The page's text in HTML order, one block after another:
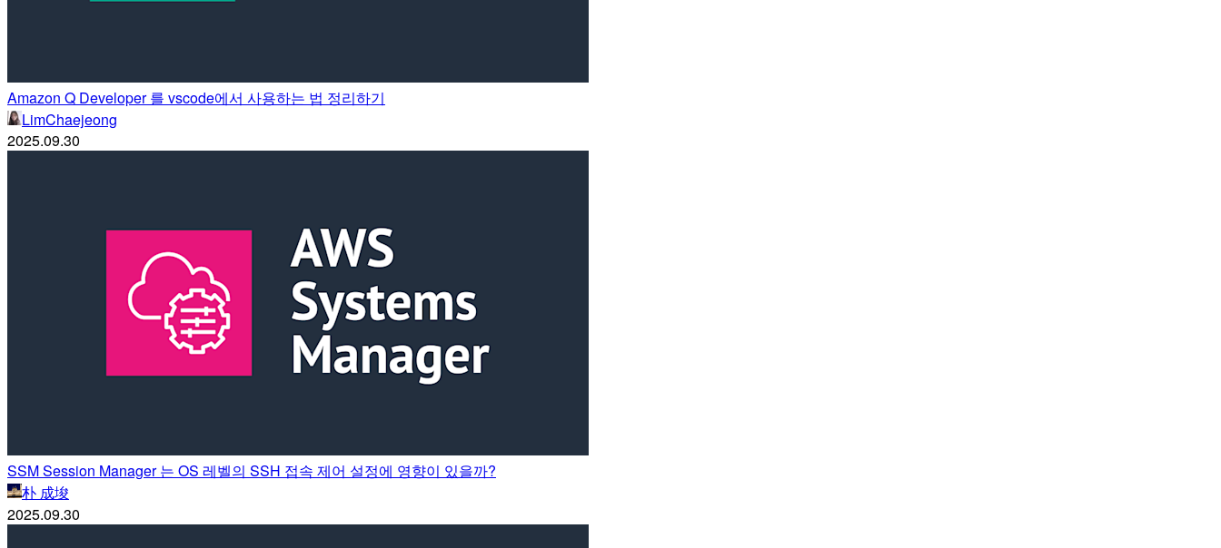
Amazon Q Developer 를 vscode에서 사용하는 법 정리하기
LimChaejeong
2025.09.30
SSM Session Manager 는 OS 레벨의 SSH 접속 제어 설정에 영향이 있을까?
朴 成埈
2025.09.30